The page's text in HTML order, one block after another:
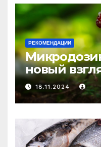
РЕКОМЕНДАЦИИ
новый
18.11.2024